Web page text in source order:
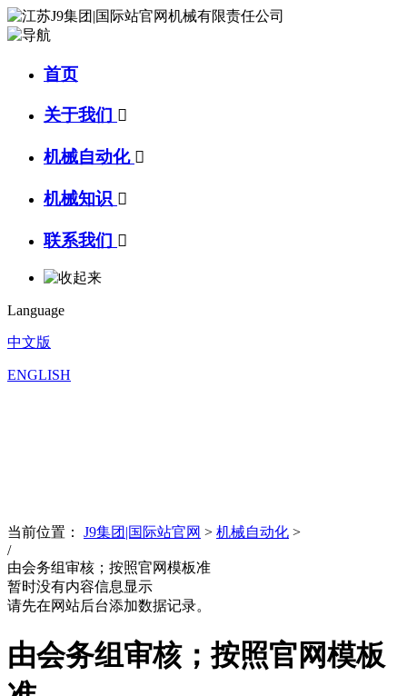
首页
关于我们 
机械自动化 
机械知识 
联系我们 
Language
中文版
ENGLISH
当前位置： J9集团|国际站官网 > 机械自动化 >
/
由会务组审核；按照官网模板准
暂时没有内容信息显示
请先在网站后台添加数据记录。
由会务组审核；按照官网模板